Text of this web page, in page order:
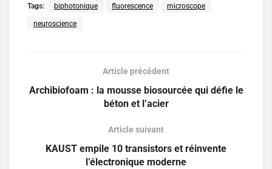
Tags: biphotonique fluorescence microscope
neuroscience
Article précédent
Archibiofoam : la mousse biosourcée qui défie le
béton et l’acier
Article suivant
KAUST empile 10 transistors et réinvente
l’électronique moderne